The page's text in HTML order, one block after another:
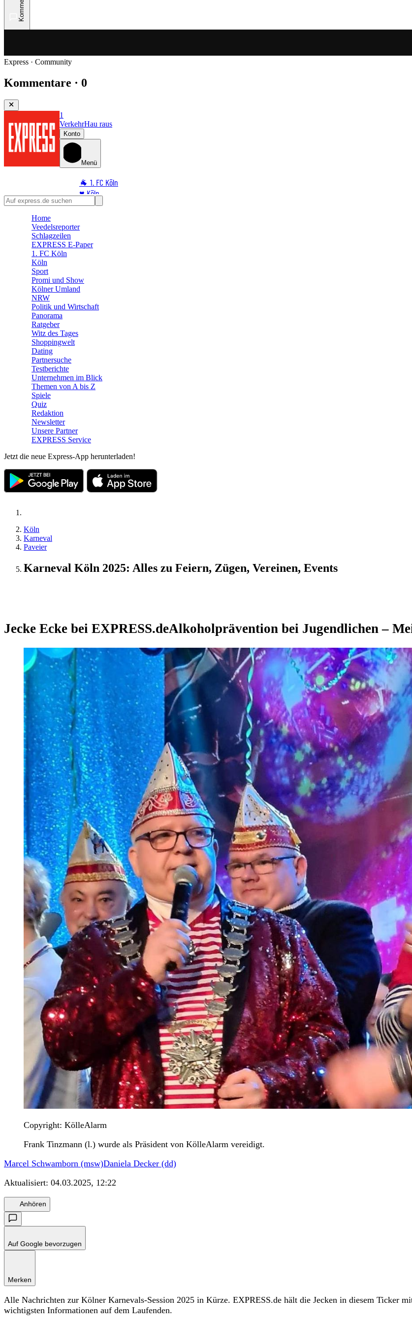
Express · Community
Kommentare · 0
1
VerkehrHau raus
Konto
Menü
🐐 1. FC Köln
♥️ Köln
⭐ Promi
🛒 Shoppingwelt
🧩 Spiele
Home
Veedelsreporter
Schlagzeilen
EXPRESS E-Paper
1. FC Köln
Köln
Sport
Promi und Show
Kölner Umland
NRW
Politik und Wirtschaft
Panorama
Ratgeber
Witz des Tages
Shoppingwelt
Dating
Partnersuche
Testberichte
Unternehmen im Blick
Themen von A bis Z
Spiele
Quiz
Redaktion
Newsletter
Unsere Partner
EXPRESS Service
Jetzt die neue Express-App herunterladen!
Köln
Karneval
Paveier
Karneval Köln 2025: Alles zu Feiern, Zügen, Vereinen, Events
Jecke Ecke bei EXPRESS.deAlkoholprävention bei Jugendlichen –
Copyright: KölleAlarm
Frank Tinzmann (l.) wurde als Präsident von KölleAlarm vereidigt.
Marcel Schwamborn (msw)Daniela Decker (dd)
Aktualisiert: 04.03.2025, 12:22
Anhören
Auf Google bevorzugen
Merken
Alle Nachrichten zur Kölner Karnevals-Session 2025 in Kürze. EXPRESS.de hält die Jecken in diesem Ticker
wichtigsten Informationen auf dem Laufenden.